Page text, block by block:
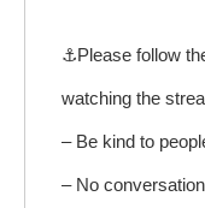
⚓Please follow
watching the
– Be kind to
– No